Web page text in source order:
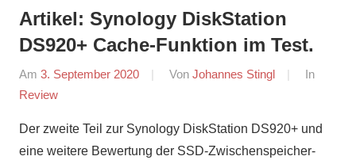
Artikel: Synology DiskStation
DS920+ Cache-Funktion im Test.
Am 3. September 2020 Von Johannes Stingl
In
Review
Der zweite Teil zur Synology DiskStation DS920+ und
eine weitere Bewertung der SSD-Zwischenspeicher-